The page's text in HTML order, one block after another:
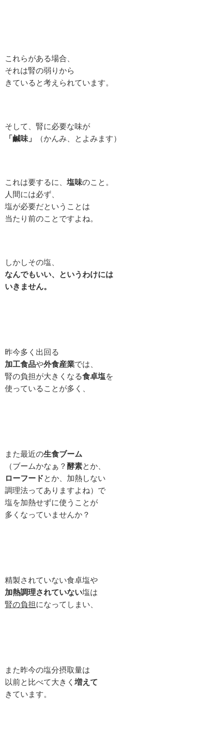
これらがある場合、
それは腎の弱りから
きていると考えられています。
そして、腎に必要な味が
「鹹味」
（かんみ、とよみます）
これは要するに、 塩味のこと。
人間には必ず、
塩が必要だということは
当たり前のことですよね。
しかしその塩、
なんでもいい、というわけには
いきません。
昨今多く出回る
加工食品や外食産業では、
腎の負担が大きくなる食卓塩を
使っていることが多く、
また最近の生食ブーム
（ブームかなぁ？ 酵素とか、
ローフードとか、加熱しない
調理法ってありますよね）で
塩を加熱せずに使うことが
多くなっていませんか？
精製されていない食卓塩や
加熱調理されていない塩は
腎の負担になってしまい、
また昨今の塩分摂取量は
以前と比べて大きく 増えて
きています。